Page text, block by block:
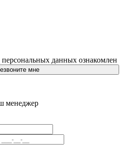
персональных данных ознакомлен
мне
менеджер